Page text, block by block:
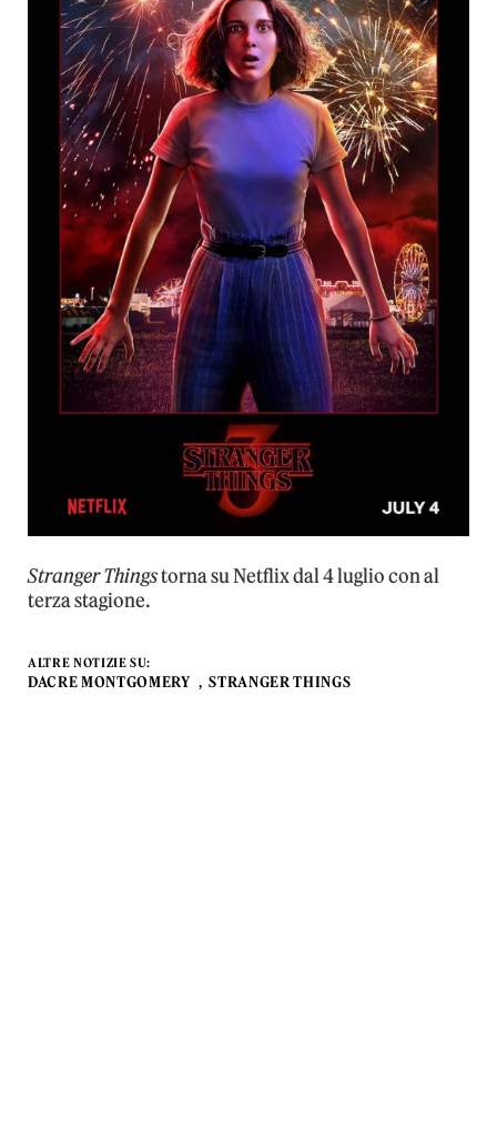
Stranger Thingstorna su Netflix dal 4 luglio con al
terza stagione.
ALTRE NOTIZIE SU:
DACRE MONTGOMERY STRANGER THINGS